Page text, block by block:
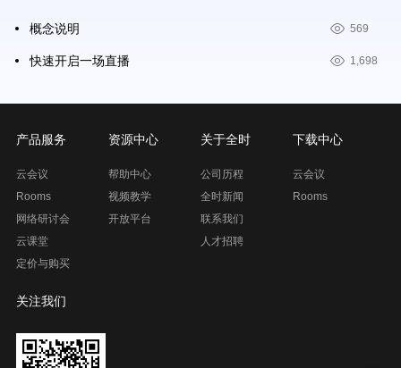
概念说明 569
快速开启一场直播 1,698
产品服务
云会议
Rooms
网络研讨会
云课堂
定价与购买
资源中心
帮助中心
视频教学
开放平台
关于全时
公司历程
全时新闻
联系我们
人才招聘
下载中心
云会议
Rooms
关注我们